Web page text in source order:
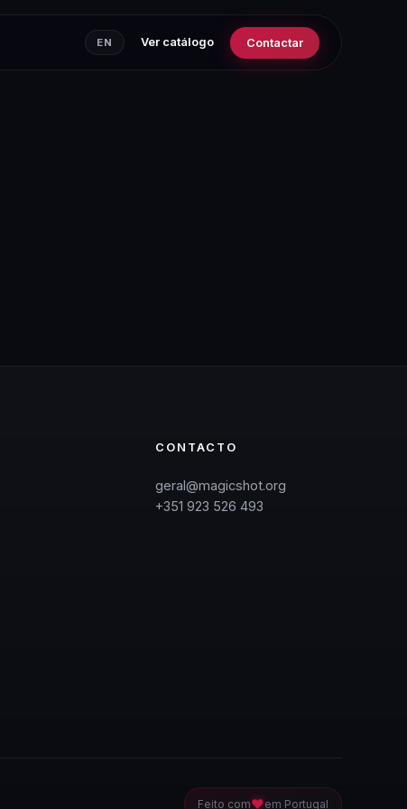
EN Ver catálogo Contactar
CONTACTO
geral@magicshot.org
+351 923 526 493
Feito com❤em Portugal